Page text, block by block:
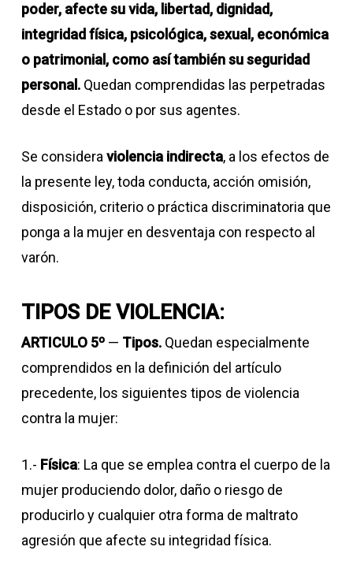
poder, afecte su vida, libertad, dignidad,
integridad física, psicológica, sexual, económica
o patrimonial, como así también su seguridad
personal.Quedan comprendidas las perpetradas
desde el Estado o por sus agentes.
Se considera violencia indirecta, a los efectos de
la presente ley, toda conducta, acción omisión,
disposición, criterio o práctica discriminatoria que
ponga a la mujer en desventaja con respecto al
varón.
TIPOS DE VIOLENCIA:
ARTICULO 5º — Tipos. Quedan especialmente
comprendidos en la definición del artículo
precedente, los siguientes tipos de violencia
contra la mujer:
1.- Física: La que se emplea contra el cuerpo de la
mujer produciendo dolor, daño o riesgo de
producirlo y cualquier otra forma de maltrato
agresión que afecte su integridad física.